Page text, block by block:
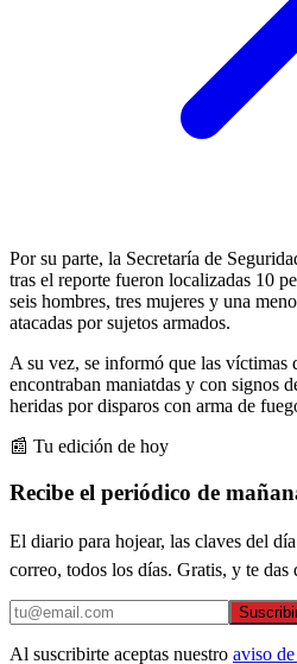
Por su parte, la Secretaría de
tras el reporte fueron localizadas 10
seis hombres, tres mujeres y una
atacadas por sujetos armados.
A su vez, se informó que las víctimas
encontraban maniatdas y con signos
heridas por disparos con arma de
📰 Tu edición de hoy
Recibe el periódico de
El diario para hojear, las claves del
correo, todos los días. Gratis, y te das
Al suscribirte aceptas nuestro aviso